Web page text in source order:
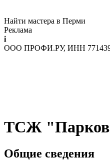
Найти мастера в Перми
Реклама
i
ООО ПРОФИ.РУ, ИНН
ТСЖ
Общие сведения